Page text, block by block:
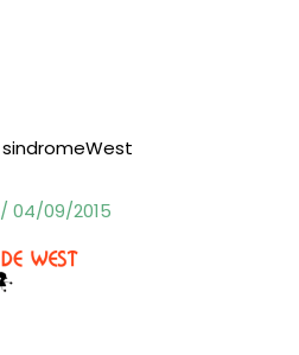
sindromeWest
/04/09/2015